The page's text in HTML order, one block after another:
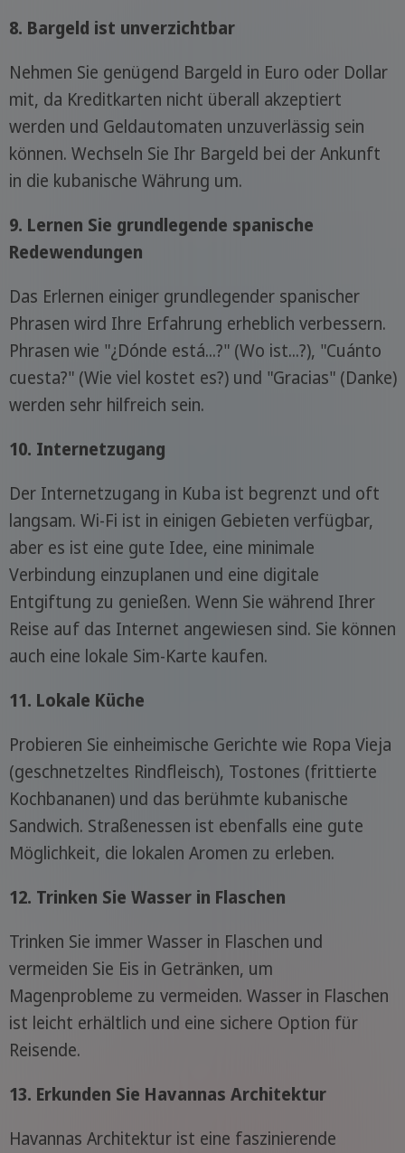
8. Bargeld ist unverzichtbar
Nehmen Sie genügend Bargeld in Euro oder Dollar
mit, da Kreditkarten nicht überall akzeptiert
werden und Geldautomaten unzuverlässig sein
können. Wechseln Sie Ihr Bargeld bei der Ankunft
in die kubanische Währung um.
9. Lernen Sie grundlegende spanische
Redewendungen
Das Erlernen einiger grundlegender spanischer
Phrasen wird Ihre Erfahrung erheblich verbessern.
Phrasen wie "¿Dónde está...?" (Wo ist...?), "Cuánto
cuesta?" (Wie viel kostet es?) und "Gracias" (Danke)
werden sehr hilfreich sein.
10. Internetzugang
Der Internetzugang in Kuba ist begrenzt und oft
langsam. Wi-Fi ist in einigen Gebieten verfügbar,
aber es ist eine gute Idee, eine minimale
Verbindung einzuplanen und eine digitale
Entgiftung zu genießen. Wenn Sie während Ihrer
Reise auf das Internet angewiesen sind. Sie können
auch eine lokale Sim-Karte kaufen.
11. Lokale Küche
Probieren Sie einheimische Gerichte wie Ropa Vieja
(geschnetzeltes Rindfleisch), Tostones (frittierte
Kochbananen) und das berühmte kubanische
Sandwich. Straßenessen ist ebenfalls eine gute
Möglichkeit, die lokalen Aromen zu erleben.
12. Trinken Sie Wasser in Flaschen
Trinken Sie immer Wasser in Flaschen und
vermeiden Sie Eis in Getränken, um
Magenprobleme zu vermeiden. Wasser in Flaschen
ist leicht erhältlich und eine sichere Option für
Reisende.
13. Erkunden Sie Havannas Architektur
Havannas Architektur ist eine faszinierende